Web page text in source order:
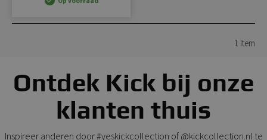
1 Item
Ontdek Kick bij onze
klanten thuis
Inspireer anderen door #yeskickcollection of @kickcollection.nl te